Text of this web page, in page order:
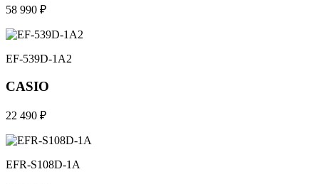
58 990 ₽
EF-539D-1A2
CASIO
22 490 ₽
EFR-S108D-1A